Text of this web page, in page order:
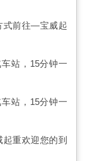
式前往—宝威起
站，15分钟一
站，15分钟一
重欢迎您的到